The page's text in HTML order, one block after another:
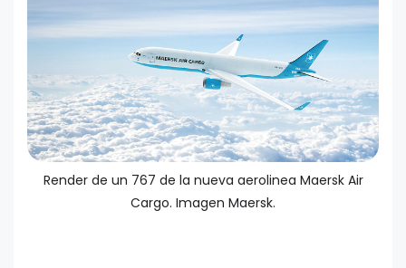
Render de un 767 de la nueva aerolinea Maersk Air
Cargo. Imagen Maersk.